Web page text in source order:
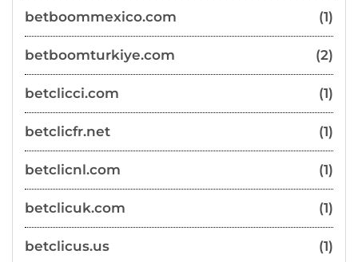
betboommexico.com (1)
betboomturkiye.com (2)
betclicci.com (1)
betclicfr.net (1)
betclicnl.com (1)
betclicuk.com (1)
betclicus.us (1)